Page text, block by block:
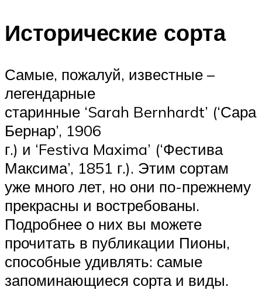
Исторические сорта
Самые, пожалуй, известные –
легендарные
старинные ‘Sarah Bernhardt’ (‘Сара
Бернар’, 1906
г.) и ‘Festiva Maxima’ (‘Фестива
Максима’, 1851 г.). Этим сортам
уже много лет, но они по-прежнему
прекрасны и востребованы.
Подробнее о них вы можете
прочитать в публикации Пионы,
способные удивлять: самые
запоминающиеся сорта и виды.